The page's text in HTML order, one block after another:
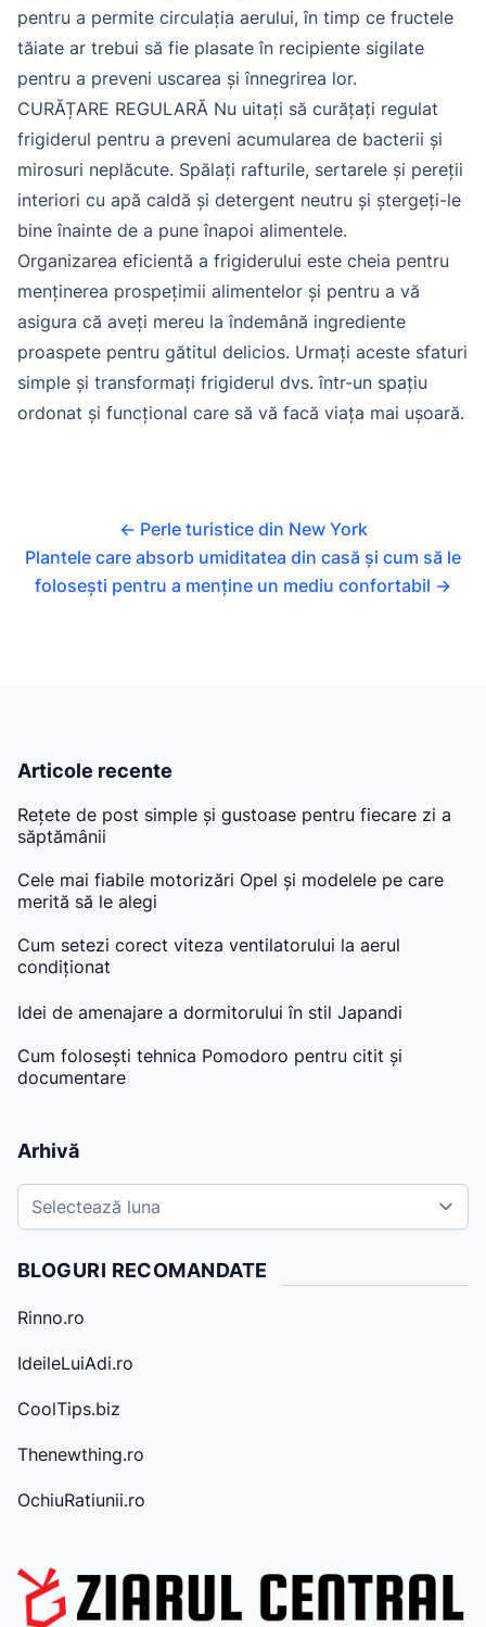
pentru a permite circulația aerului, în timp ce fructele
tăiate ar trebui să fie plasate în recipiente sigilate
pentru a preveni uscarea și înnegrirea lor.
CURĂȚARE REGULARĂ Nu uitați să curățați regulat
frigiderul pentru a preveni acumularea de bacterii și
mirosuri neplăcute. Spălați rafturile, sertarele și pereții
interiori cu apă caldă și detergent neutru și ștergeți-le
bine înainte de a pune înapoi alimentele.
Organizarea eficientă a frigiderului este cheia pentru
menținerea prospețimii alimentelor și pentru a vă
asigura că aveți mereu la îndemână ingrediente
proaspete pentru gătitul delicios. Urmați aceste sfaturi
simple și transformați frigiderul dvs. într-un spațiu
ordonat și funcțional care să vă facă viața mai ușoară.
← Perle turistice din New York
Plantele care absorb umiditatea din casă și cum să le
folosești pentru a menține un mediu confortabil →
Articole recente
Rețete de post simple și gustoase pentru fiecare zi a
săptămânii
Cele mai fiabile motorizări Opel și modelele pe care
merită să le alegi
Cum setezi corect viteza ventilatorului la aerul
condiționat
Idei de amenajare a dormitorului în stil Japandi
Cum folosești tehnica Pomodoro pentru citit și
documentare
Arhivă
r
i
v
BLOGURI RECOMANDATE
Rinno.ro
IdeileLuiAdi.ro
CoolTips.biz
Thenewthing.ro
OchiuRatiunii.ro